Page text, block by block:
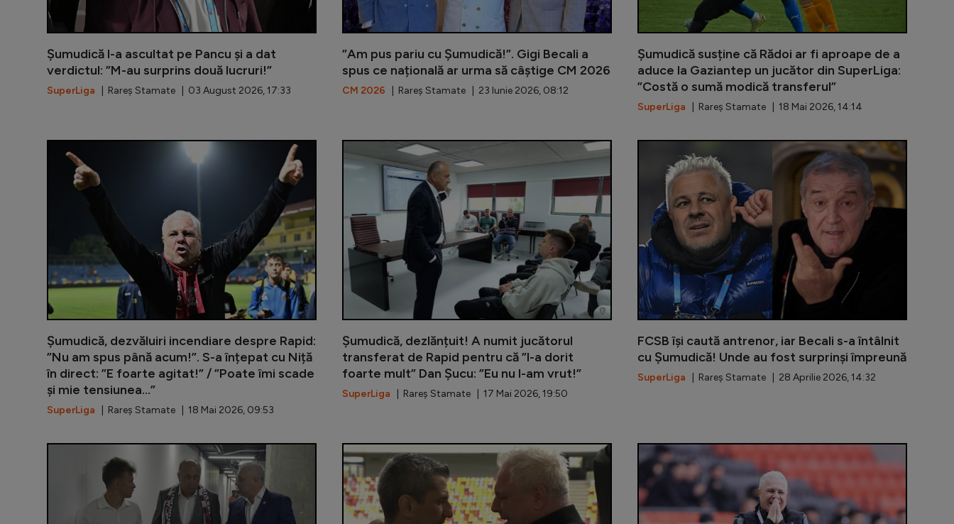
Șumudică l-a ascultat pe Pancu și a dat
verdictul: ”M-au surprins două lucruri!”
SuperLiga | Rareș Stamate | 03 August 2026, 17:33
”Am pus pariu cu Șumudică!”. Gigi Becali a
spus ce națională ar urma să câștige CM 2026
CM 2026 | Rareș Stamate | 23 Iunie 2026, 08:12
Șumudică susține că Rădoi ar fi aproape de a
aduce la Gaziantep un jucător din SuperLiga:
”Costă o sumă modică transferul”
SuperLiga | Rareș Stamate | 18 Mai 2026, 14:14
Șumudică, dezvăluiri incendiare despre Rapid:
”Nu am spus până acum!”. S-a înțepat cu Niță
în direct: ”E foarte agitat!” / ”Poate îmi scade
și mie tensiunea...”
SuperLiga | Rareș Stamate | 18 Mai 2026, 09:53
Șumudică, dezvăluiri incendiare despre Rapid: ”Nu am spus
Șumudică, dezlănțuit! A numit jucătorul
transferat de Rapid pentru că ”l-a dorit
foarte mult” Dan Șucu: ”Eu nu l-am vrut!”
SuperLiga | Rareș Stamate | 17 Mai 2026, 19:50
Șumudică,
FCSB își caută antrenor, iar Becali s-a întâlnit
cu Șumudică! Unde au fost surprinși împreună
SuperLiga | Rareș Stamate | 28 Aprilie 2026, 14:32
După ce l-a criticat pe Gâlcă, Șumudică a fost întrebat dacă s-